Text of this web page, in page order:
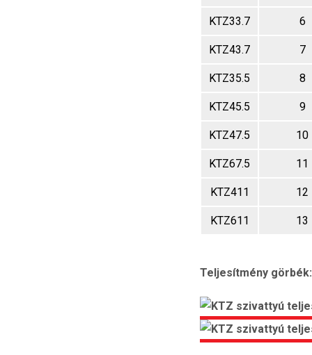
KTZ33.7 6
KTZ43.7 7
KTZ35.5 8
KTZ45.5 9
KTZ47.5 10
KTZ67.5 11
KTZ411 12
KTZ611 13
Teljesítmény görbék: